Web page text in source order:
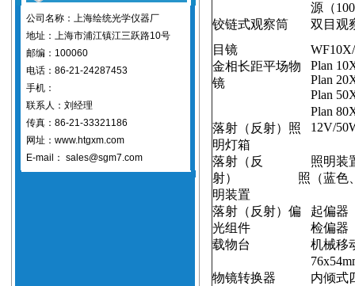
公司名称：上海绘统光学仪器厂
地址：上海市浦江镇江三跃路10号
邮编：100060
电话：86-21-24287453
手机：
联系人：刘经理
传真：86-21-33321186
网址：www.htgxm.com
E-mail： sales@sgm7.com
源（
铰链式观察筒
双目观
目镜
金相长距平场物
镜
Plan
Plan
Plan
Plan
落射（反射）照
明灯箱
12V/
落射（反
射）
照
明装置
照明装
（蓝色
落射（反射）偏
光组件
起偏器
检偏器
载物台
机械移
76x
物镜转换器
内倾式